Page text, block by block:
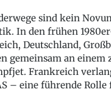
sind kein
In den frühen
Deutschland,
gemeinsam an einem
Frankreich
– eine führende Rolle